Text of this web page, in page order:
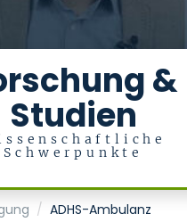
&
Studien
Schwerpunkte
ADHS-Ambulanz